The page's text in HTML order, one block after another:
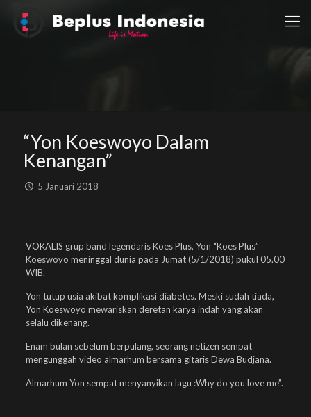
“Yon Koeswoyo Dalam
Kenangan”
5 Januari 2018
VOKALIS grup band legendaris Koes Plus, Yon “Koes Plus”
Koeswoyo meninggal dunia pada Jumat (5/1/2018) pukul 05.00
WIB.
Yon tutup usia akibat komplikasi diabetes. Meski sudah tiada,
Yon Koeswoyo mewariskan deretan karya indah yang akan
selalu dikenang.
Enam bulan sebelum berpulang, seorang netizen sempat
mengunggah video almarhum bersama gitaris Dewa Budjana.
Almarhum Yon sempat menyanyikan lagu :Why do you love me”.